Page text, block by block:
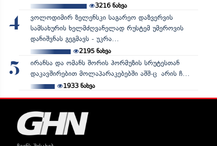
3216ნახვა
4
ვოლოდიმირ ზელენსკი საგარეო დაზვერვის
სამსახურის ხელმძღვანელად რუსტემ უმეროვის
დანიშვნას გეგმავს - უკრა...
2195ნახვა
5
ირანსა და ომანს შორის ჰორმუზის სრუტესთან
დაკავშირებით მოლაპარაკებებში აშშ-ც არის ჩ...
1933ნახვა